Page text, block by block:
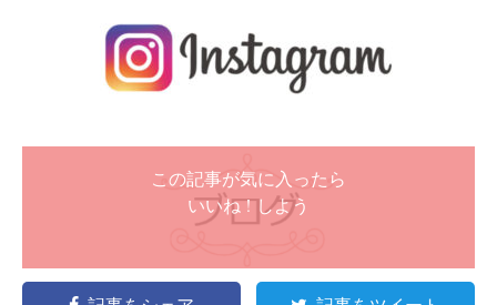
この記事が気に入ったら
いいね ! しよう